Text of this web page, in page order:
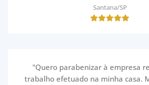
Santana/SP
"Quero parabenizar à empresa
trabalho efetuado na minha casa.